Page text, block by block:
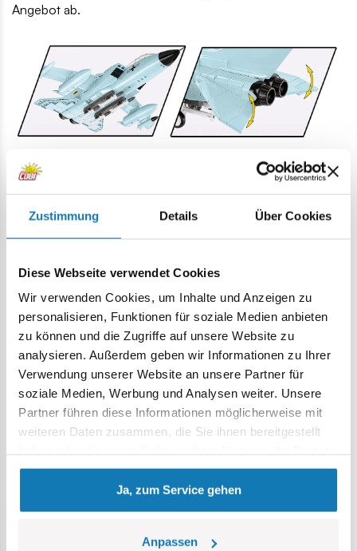
Zustimmung Details Über Cookies
Diese Webseite verwendet Cookies
Wir verwenden Cookies, um Inhalte und Anzeigen zu
personalisieren, Funktionen für soziale Medien anbieten
zu können und die Zugriffe auf unsere Website zu
analysieren. Außerdem geben wir Informationen zu Ihrer
Verwendung unserer Website an unsere Partner für
soziale Medien, Werbung und Analysen weiter. Unsere
Partner führen diese Informationen möglicherweise mit
weiteren Daten zusammen, die Sie ihnen bereitgestellt
gesammelt haben.
Ja, zum Service gehen
Anpassen
Angebot ab.
Intuitive Anleitung
– Dank der einfachen und intuitiven
Anleitung ist der Bau des Modells auch für weniger
fortgeschrittene Baumeister kein Problem. Dies ist ein
hervorragendes Angebot für Menschen jeden Alters, die die
Geheimnisse des Kampfmaschinenbaus erkunden und sich
Aufklappbare Kabine und Figuren – Die deutsche
Version des Tornado IDS-Modells verfügt über eine
aufklappbare Kabine, in der Sie die lebensgroßen Figuren
der beiden im Set enthaltenen Piloten platzieren können.
Die Piloten tragen nachgebildete Uniformen, Helme und
Sauerstoffmasken.